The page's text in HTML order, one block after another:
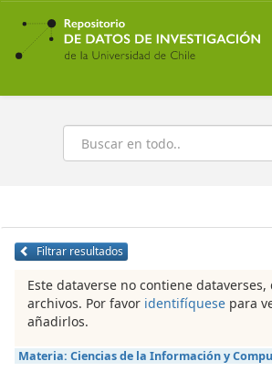
Ir
contenido
principal
Buscar
Filtrar resultados
Este dataverse no contiene dataverses,
archivos. Por favor identifíquese para
añadirlos.
Materia: Ciencias de la Información y